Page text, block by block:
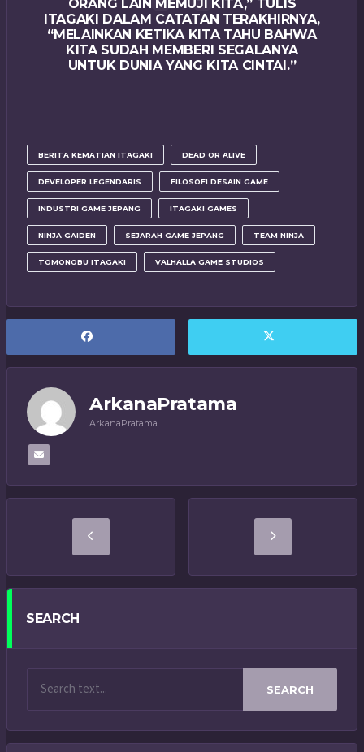
ORANG LAIN MEMUJI KITA,” TULIS
ITAGAKI DALAM CATATAN TERAKHIRNYA,
“MELAINKAN KETIKA KITA TAHU BAHWA
KITA SUDAH MEMBERI SEGALANYA
UNTUK DUNIA YANG KITA CINTAI.”
BERITA KEMATIAN ITAGAKI DEAD OR ALIVE
DEVELOPER LEGENDARIS FILOSOFI DESAIN GAME
INDUSTRI GAME JEPANG ITAGAKI GAMES
NINJA GAIDEN SEJARAH GAME JEPANG TEAM NINJA
TOMONOBU ITAGAKI VALHALLA GAME STUDIOS
ArkanaPratama
ArkanaPratama
SEARCH
SEARCH